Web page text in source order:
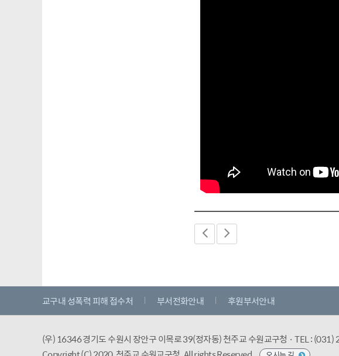
교구내 성폭력 피해 접수처 부서전화안내 후원부서안내
(우) 16346 경기도 수원시 장안구 이목로 39(정자동) 천주교 수원교구청 · TEL :